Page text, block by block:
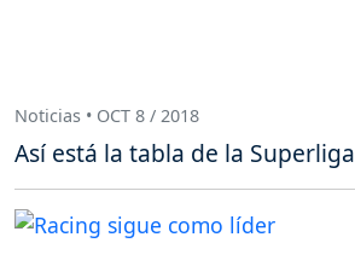
Noticias • OCT 8 / 2018
Así está la tabla de la Superliga